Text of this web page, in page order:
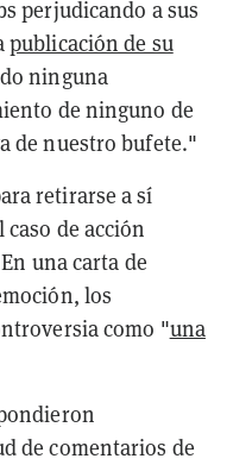
perjudicando a sus
publicación de su
ninguna
de ninguno de
de nuestro bufete."
retirarse a sí
de acción
una carta de
los
como "una
de comentarios de